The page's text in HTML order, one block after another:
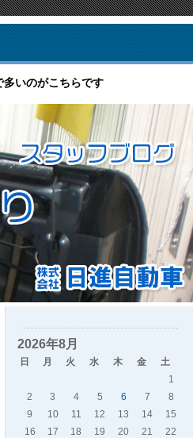
多いのがこちらです
2026年8月
日 月 火 水 木 金 土
1
2
3 4 5 6 7
8
9
10 11 12 13 14
15
16
17 18 19 20 21
22